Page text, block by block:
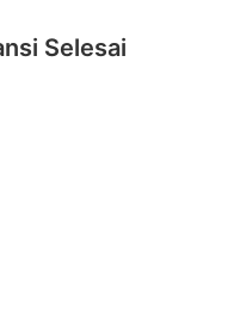
Selesai